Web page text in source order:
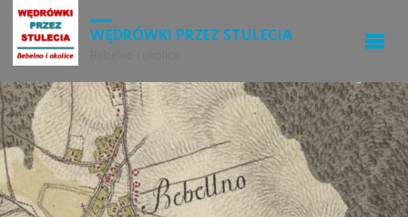
WĘDRÓWKI PRZEZ STULECIA